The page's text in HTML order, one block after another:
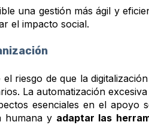
una gestión más ágil y
el impacto social.
riesgo de que la
La automatización
esenciales en el apoyo
humana y adaptar las